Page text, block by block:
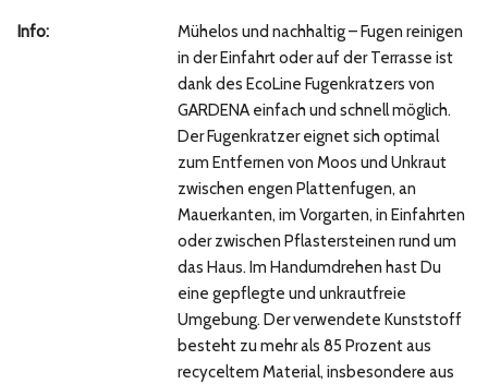
Info:
Mühelos und nachhaltig – Fugen reinigen
in der Einfahrt oder auf der Terrasse ist
dank des EcoLine Fugenkratzers von
GARDENA einfach und schnell möglich.
Der Fugenkratzer eignet sich optimal
zum Entfernen von Moos und Unkraut
zwischen engen Plattenfugen, an
Mauerkanten, im Vorgarten, in Einfahrten
oder zwischen Pflastersteinen rund um
das Haus. Im Handumdrehen hast Du
eine gepflegte und unkrautfreie
Umgebung. Der verwendete Kunststoff
besteht zu mehr als 85 Prozent aus
recyceltem Material, insbesondere aus